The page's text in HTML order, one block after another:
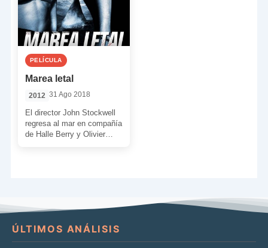
PELÍCULA
Marea letal
2012 31 Ago 2018
El director John Stockwell
regresa al mar en compañía
de Halle Berry y Olivier
ÚLTIMOS ANÁLISIS